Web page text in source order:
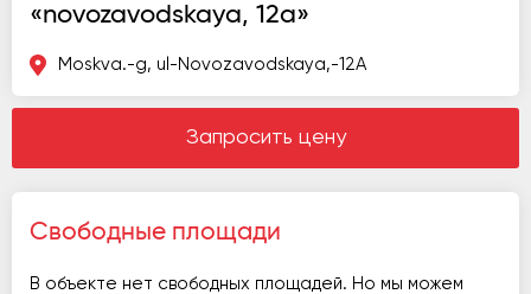
«novozavodskaya, 12a»
Moskva.-g, ul-Novozavodskaya,-12A
Запросить цену
Свободные площади
В объекте нет свободных площадей. Но мы можем